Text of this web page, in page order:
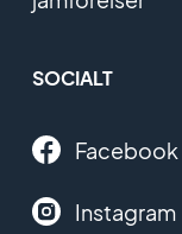
SOCIALT
Facebook
Instagram